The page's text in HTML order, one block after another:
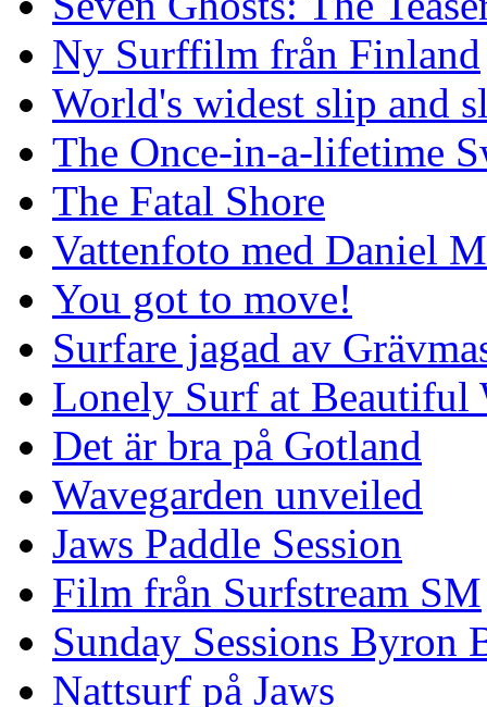
Ny Surffilm från Finland
World's widest slip and
The Once-in-a-lifetime
The Fatal Shore
Vattenfoto med Daniel
You got to move!
Surfare jagad av
Lonely Surf at Beautiful
Det är bra på Gotland
Wavegarden unveiled
Jaws Paddle Session
Film från Surfstream SM
Sunday Sessions Byron
Nattsurf på Jaws